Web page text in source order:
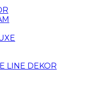
LINE DEKOR